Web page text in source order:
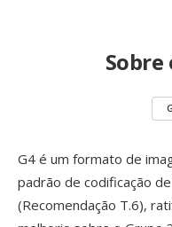
G4 é um formato de
padrão de codificação
(Recomendação T.6),